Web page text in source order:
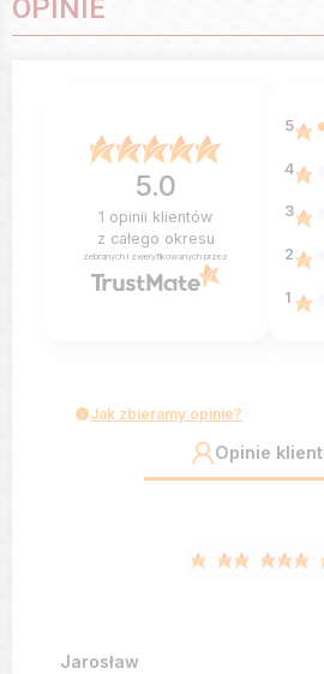
OPINIE
5.0
1 opinii klientów
z całego okresu
zebranych i zweryfikowanych przez
5
4
3
2
1
Jak zbieramy opinie?
Opinie
Jarosław